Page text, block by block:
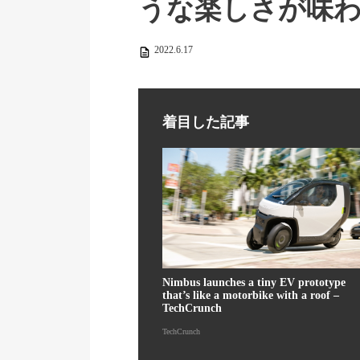
うな楽しさが味
2022.6.17
着目した記事
Nimbus launches a tiny EV prototype
that’s like a motorbike with a roof –
TechCrunch
TechCrunch